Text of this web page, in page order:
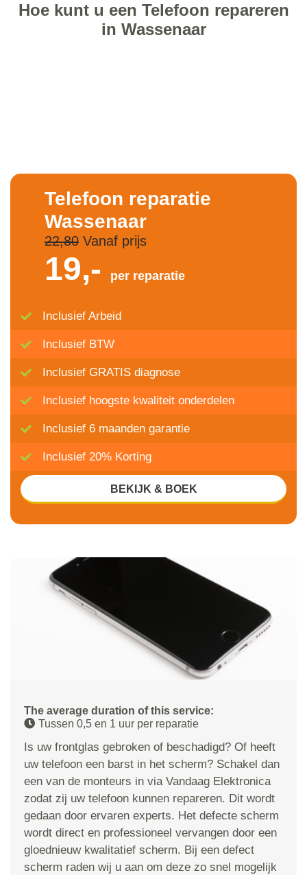
Hoe kunt u een Telefoon repareren
in Wassenaar
The average duration of this service:
Tussen 0,5 en 1 uur per reparatie
Is uw frontglas gebroken of beschadigd? Of heeft
uw telefoon een barst in het scherm? Schakel dan
een van de monteurs in via Vandaag Elektronica
zodat zij uw telefoon kunnen repareren. Dit wordt
gedaan door ervaren experts. Het defecte scherm
wordt direct en professioneel vervangen door een
gloednieuw kwalitatief scherm. Bij een defect
scherm raden wij u aan om deze zo snel mogelijk
Telefoon reparatie
Wassenaar
22,80Vanaf prijs
19,- per reparatie
Inclusief Arbeid
Inclusief BTW
Inclusief GRATIS diagnose
Inclusief hoogste kwaliteit onderdelen
Inclusief 6 maanden garantie
Inclusief 20% Korting
BEKIJK & BOEK